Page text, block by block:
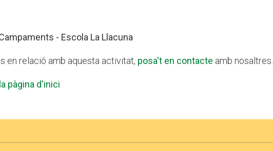
- Escola La Llacuna
en relació amb aquesta activitat, posa't en contacte amb nosaltres.
pàgina d'inici
La Fundació
ACTUALITAT
Notícies